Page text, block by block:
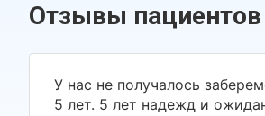
Отзывы пациентов
У нас не получалось
5 лет. 5 лет надежд и